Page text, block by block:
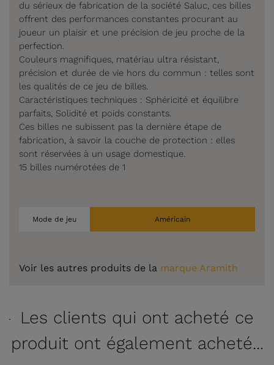
du sérieux de fabrication de la société Saluc, ces billes
offrent des performances constantes procurant au
joueur un plaisir et une précision de jeu proche de la
perfection.
Couleurs magnifiques, matériau ultra résistant,
précision et durée de vie hors du commun : telles sont
les qualités de ce jeu de billes.
Caractéristiques techniques : Sphéricité et équilibre
parfaits, Solidité et poids constants.
Ces billes ne subissent pas la dernière étape de
fabrication, à savoir la couche de protection : elles
sont réservées à un usage domestique.
15 billes numérotées de 1
Mode de jeu Américain
Voir les autres produits de la marque Aramith
Les clients qui ont acheté ce
produit ont également acheté...